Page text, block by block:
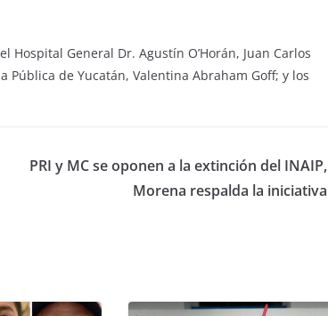
General Dr. Agustín O’Horán, Juan Carlos
Pública de Yucatán, Valentina Abraham Goff; y los
PRI y MC se oponen a la extinción del INAIP,
Morena respalda la iniciativa